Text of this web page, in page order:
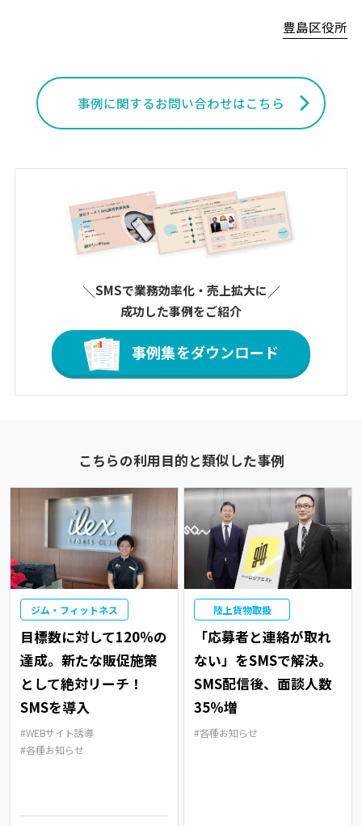
豊島区役所
事例に関するお問い合わせはこちら
＼SMSで業務効率化・売上拡大に
成功した事例をご紹介
／
事例集をダウンロード
こちらの利用目的と類似した事例
ジム・フィットネス
目標数に対して120％の
達成。新たな販促施策
として絶対リーチ！
SMSを導入
WEBサイト誘導
各種お知らせ
陸上貨物取扱
「応募者と連絡が取れ
ない」をSMSで解決。
SMS配信後、面談人数
35％増
各種お知らせ